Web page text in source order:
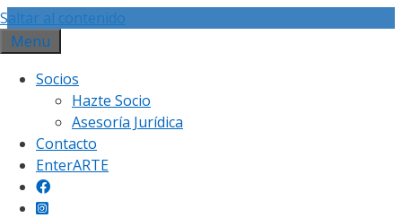
Saltar al contenido
Menu
Socios
Hazte Socio
Asesoría Jurídica
Contacto
EnterARTEGalería fotográfica